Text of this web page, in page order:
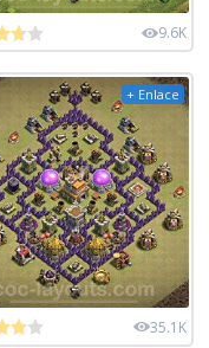
9.6K
+ Enlace
35.1K